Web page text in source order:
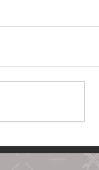
り高校野
している
てないこ
の更新 今
いろいろリ
豊中と藤